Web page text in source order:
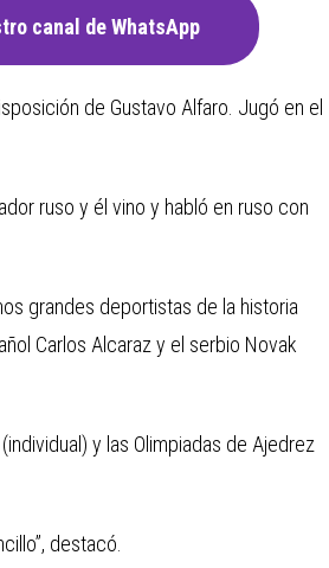
canal de WhatsApp
de Gustavo Alfaro. Jugó en el
ruso y él vino y habló en ruso con
grandes deportistas de la historia
Carlos Alcaraz y el serbio Novak
y las Olimpiadas de Ajedrez
destacó.